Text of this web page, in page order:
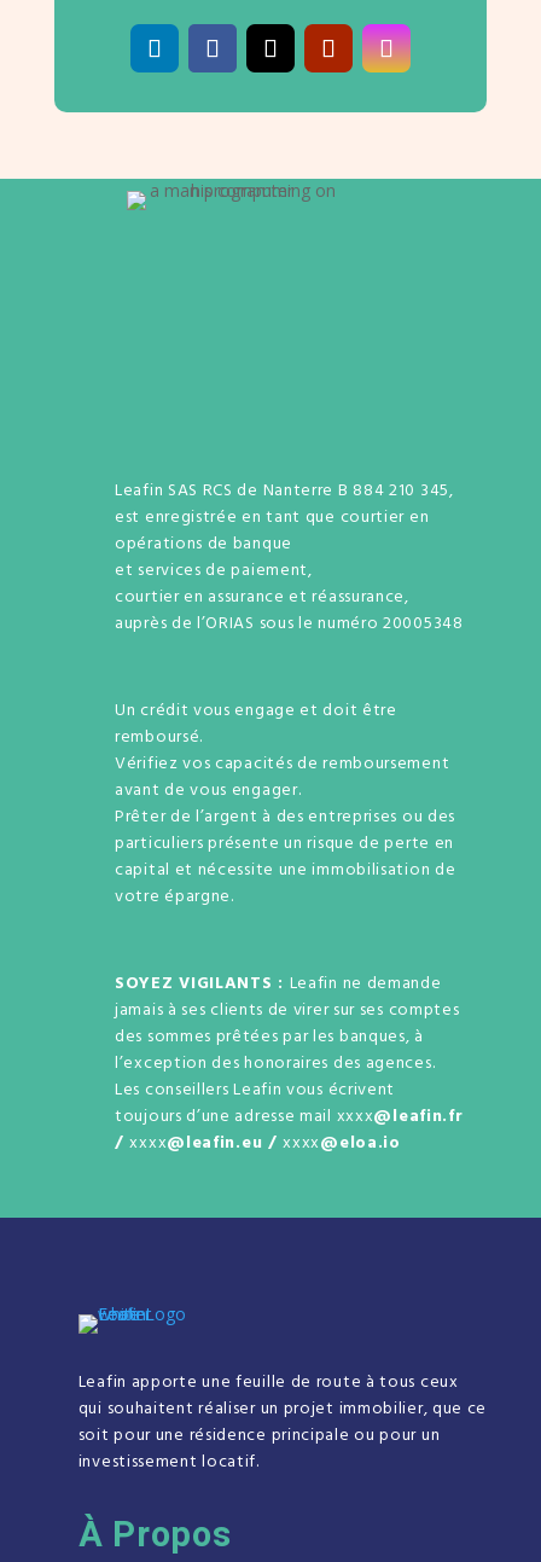
Leafin SAS RCS de Nanterre B 884 210 345,
est enregistrée en tant que courtier en
opérations de banque
et services de paiement,
courtier en assurance et réassurance,
auprès de l’ORIAS sous le numéro 20005348
Un crédit vous engage et doit être
remboursé.
Vérifiez vos capacités de remboursement
avant de vous engager.
Prêter de l’argent à des entreprises ou des
particuliers présente un risque de perte en
capital et nécessite une immobilisation de
votre épargne.
SOYEZ VIGILANTS : Leafin ne demande
jamais à ses clients de virer sur ses comptes
des sommes prêtées par les banques, à
l’exception des honoraires des agences.
Les conseillers Leafin vous écrivent
toujours d’une adresse mail xxxx@leafin.fr
/xxxx@leafin.eu /xxxx@eloa.io
Leafin apporte une feuille de route à tous ceux
qui souhaitent réaliser un projet immobilier, que ce
soit pour une résidence principale ou pour un
investissement locatif.
À Propos